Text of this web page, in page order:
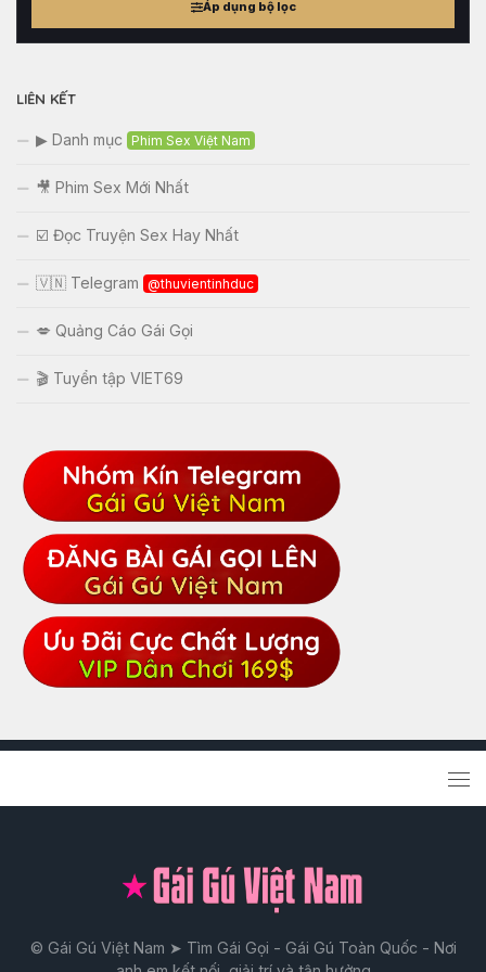
khảo
Áp dụng bộ lọc
LIÊN KẾT
▶ Danh mục Phim Sex Việt Nam
🎥 Phim Sex Mới Nhất
☑️ Đọc Truyện Sex Hay Nhất
🇻🇳 Telegram @thuvientinhduc
💋 Quảng Cáo Gái Gọi
🎬 Tuyển tập VIET69
© Gái Gú Việt Nam ➤ Tìm Gái Gọi - Gái Gú Toàn Quốc - Nơi